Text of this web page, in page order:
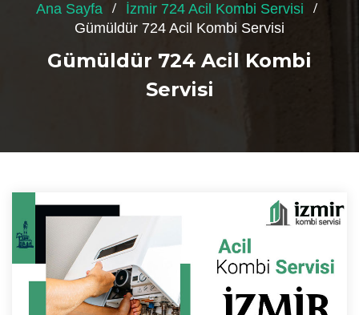
Ana Sayfa
İzmir 724 Acil Kombi Servisi
Gümüldür 724 Acil Kombi Servisi
Gümüldür 724 Acil Kombi
Servisi